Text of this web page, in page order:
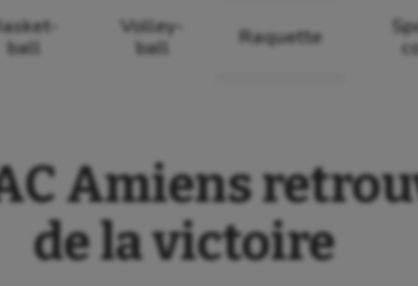
ball
Volley-
ball
Raquette
Amiens
de la victoire